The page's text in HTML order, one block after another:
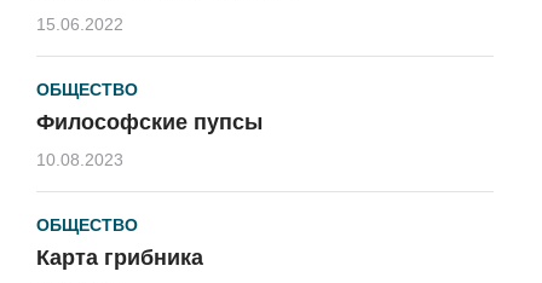
15.06.2022
ОБЩЕСТВО
Философские пупсы
10.08.2023
ОБЩЕСТВО
Карта грибника